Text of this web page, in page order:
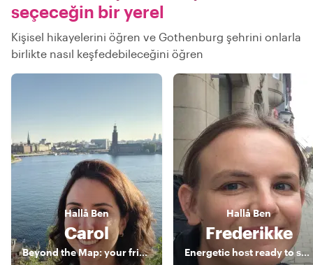
seçeceğin bir yerel
Kişisel hikayelerini öğren ve Gothenburg şehrini onlarla
birlikte nasıl keşfedebileceğini öğren
Hallå Ben
Carol
Beyond the Map: your friendly guide to incredible Gothenburg
HallåBen
Frederikke
Energetic host ready to show you the city!